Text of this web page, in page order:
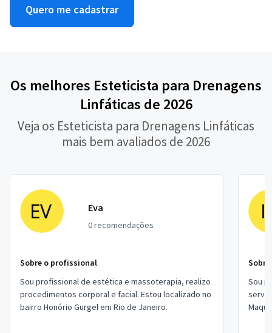
Quero me cadastrar
Os melhores Esteticista para Drenagens
Linfáticas de 2026
Veja os Esteticista para Drenagens Linfáticas
mais bem avaliados de 2026
Eva
0 recomendações
Sobre o profissional
Sou profissional de estética e massoterapia, realizo
procedimentos corporal e facial. Estou localizado no
bairro Honório Gurgel em Rio de Janeiro.
Sou